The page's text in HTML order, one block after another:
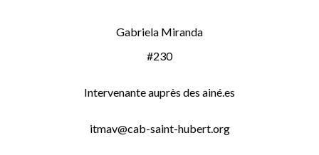
Gabriela Miranda
#230
Intervenante auprès des ainé.es
itmav@cab-saint-hubert.org